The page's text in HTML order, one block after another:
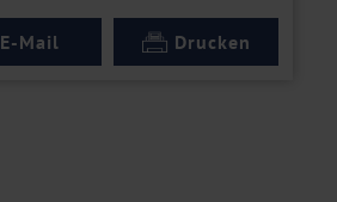
E-Mail Drucken